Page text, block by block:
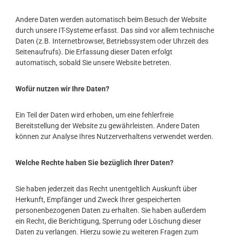
Andere Daten werden automatisch beim Besuch der Website
durch unsere IT-Systeme erfasst. Das sind vor allem technische
Daten (z.B. Internetbrowser, Betriebssystem oder Uhrzeit des
Seitenaufrufs). Die Erfassung dieser Daten erfolgt
automatisch, sobald Sie unsere Website betreten.
Wofür nutzen wir Ihre Daten?
Ein Teil der Daten wird erhoben, um eine fehlerfreie
Bereitstellung der Website zu gewährleisten. Andere Daten
können zur Analyse Ihres Nutzerverhaltens verwendet werden.
Welche Rechte haben Sie bezüglich Ihrer Daten?
Sie haben jederzeit das Recht unentgeltlich Auskunft über
Herkunft, Empfänger und Zweck Ihrer gespeicherten
personenbezogenen Daten zu erhalten. Sie haben außerdem
ein Recht, die Berichtigung, Sperrung oder Löschung dieser
Daten zu verlangen. Hierzu sowie zu weiteren Fragen zum